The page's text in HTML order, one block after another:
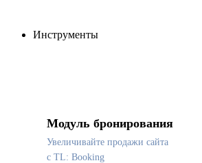
Инструменты
Модуль бронирования
Увеличивайте продажи сайта
с TL: Booking